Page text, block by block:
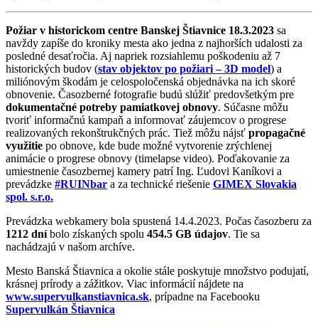
Požiar v historickom centre Banskej Štiavnice 18.3.2023 sa
navždy zapíše do kroniky mesta ako jedna z najhorších udalosti za
posledné desaťročia. Aj napriek rozsiahlemu poškodeniu až 7
historických budov (stav objektov po požiari – 3D model) a
miliónovým škodám je celospoločenská objednávka na ich skoré
obnovenie. Časozberné fotografie budú slúžiť predovšetkým pre
dokumentačné potreby pamiatkovej obnovy. Súčasne môžu
tvoriť informačnú kampaň a informovať záujemcov o progrese
realizovaných rekonštrukčných prác. Tiež môžu nájsť propagačné
využitie po obnove, kde bude možné vytvorenie zrýchlenej
animácie o progrese obnovy (timelapse video). Poďakovanie za
umiestnenie časozbernej kamery patrí Ing. Ľudovi Kaníkovi a
prevádzke #RUINbar a za technické riešenie GIMEX Slovakia
spol. s.r.o.
Prevádzka webkamery bola spustená 14.4.2023. Počas časozberu za
1212 dníbolo získaných spolu 454.5 GB údajov. Tie sa
nachádzajú v našom archíve.
Mesto Banská Štiavnica a okolie stále poskytuje množstvo podujatí,
krásnej prírody a zážitkov. Viac informácií nájdete na
www.supervulkanstiavnica.sk, prípadne na Facebooku
Supervulkán Štiavnica